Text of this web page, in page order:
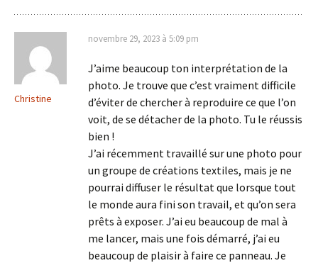
Christine
novembre 29, 2023 à 5:09 pm
J’aime beaucoup ton interprétation de la
photo. Je trouve que c’est vraiment difficile
d’éviter de chercher à reproduire ce que l’on
voit, de se détacher de la photo. Tu le réussis
bien !
J’ai récemment travaillé sur une photo pour
un groupe de créations textiles, mais je ne
pourrai diffuser le résultat que lorsque tout
le monde aura fini son travail, et qu’on sera
prêts à exposer. J’ai eu beaucoup de mal à
me lancer, mais une fois démarré, j’ai eu
beaucoup de plaisir à faire ce panneau. Je